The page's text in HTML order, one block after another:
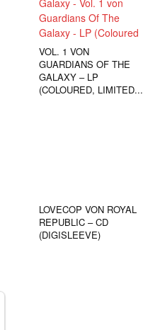
VOL. 1 VON
GUARDIANS OF THE
GALAXY – LP
(COLOURED, LIMITED...
LOVECOP VON ROYAL
REPUBLIC – CD
(DIGISLEEVE)